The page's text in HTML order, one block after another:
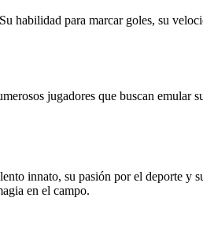
habilidad para marcar goles, su
jugadores que buscan emular
innato, su pasión por el deporte y
en el campo.